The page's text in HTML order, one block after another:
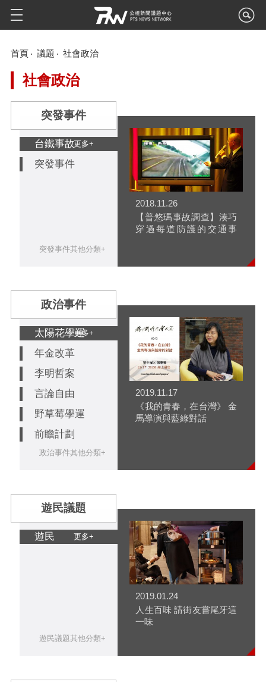
首頁 議題 社會政治
社會政治
突發事件
台鐵事故更多+
突發事件
突發事件其他分類+
2018.11.26
【普悠瑪事故調查】湊巧
穿過每道防護的交通事
政治事件
太陽花學運
更多+
年金改革
李明哲案
言論自由
野草莓學運
前瞻計劃
政治事件其他分類+
2019.11.17
《我的青春，在台灣》 金
馬導演與藍綠對話
遊民議題
遊民 更多+
遊民議題其他分類+
2019.01.24
人生百味 請街友嘗尾牙這
一味